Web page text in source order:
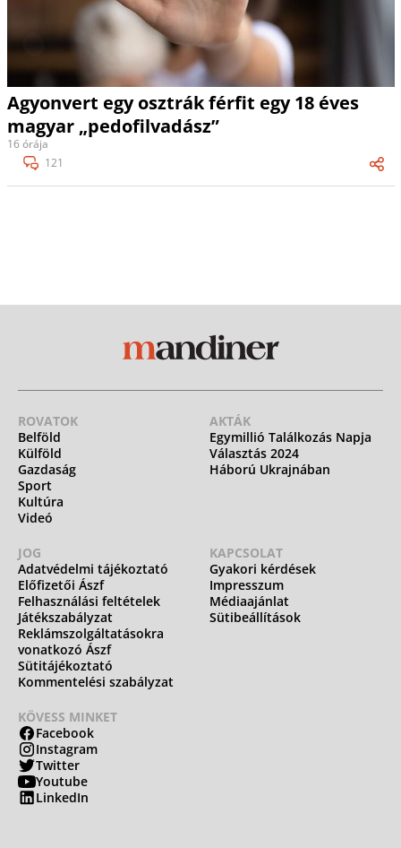
Agyonvert egy osztrák férfit egy 18 éves
magyar „pedofilvadász”
16 órája
121
ROVATOK
Belföld
Külföld
Gazdaság
Sport
Kultúra
Videó
AKTÁK
Egymillió Találkozás Napja
Választás 2024
Háború Ukrajnában
JOG
Adatvédelmi tájékoztató
Előfizetői Ászf
Felhasználási feltételek
Játékszabályzat
Reklámszolgáltatásokra
vonatkozó Ászf
Sütitájékoztató
Kommentelési szabályzat
KAPCSOLAT
Gyakori kérdések
Impresszum
Médiaajánlat
Sütibeállítások
KÖVESS MINKET
Facebook
Instagram
Twitter
Youtube
LinkedIn